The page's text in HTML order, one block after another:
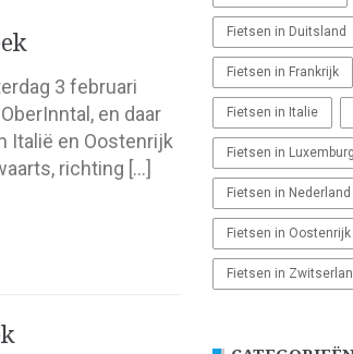
3 februari
en daar
Italië en Oostenrijk
richting […]
Fietsen in Duitsland
Fietsen in Frankrijk
Fietsen in Italie
Fietsen in Luxemburg
Fietsen in Nederland
Fietsen in Oostenrijk
Fietsen in